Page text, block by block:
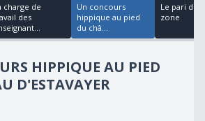
charge de
des
Un concours
hippique au pied
du châ...
Le pari
zone
HIPPIQUE AU PIED
D'ESTAVAYER